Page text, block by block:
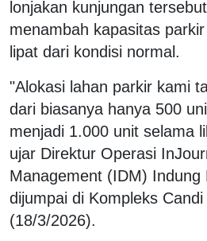
lonjakan kunjungan
menambah kapasitas
lipat dari kondisi normal.
"Alokasi lahan parkir kami
dari biasanya hanya 500
menjadi 1.000 unit selama
ujar Direktur Operasi
Management (IDM) Indung
dijumpai di Kompleks
(18/3/2026).